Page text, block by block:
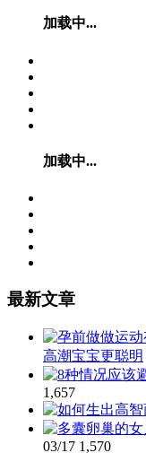
加载中...
加载中...
最新文章
高潮宝宝更聪明
1,657
03/17 1,570